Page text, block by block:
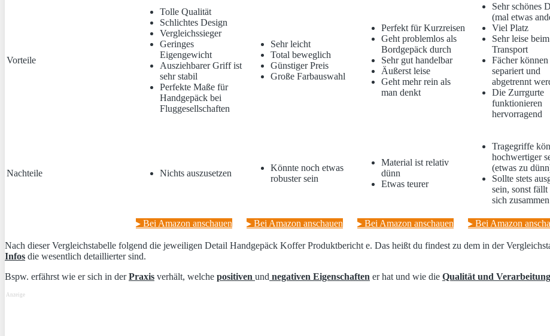
Vorteile
Tolle Qualität
Schlichtes Design
Vergleichssieger
Geringes
Eigengewicht
Ausziehbarer Griff ist
sehr stabil
Perfekte Maße für
Handgepäck bei
Fluggesellschaften
Sehr leicht
Total beweglich
Günstiger Preis
Große Farbauswahl
Perfekt für Kurzreisen
Geht problemlos als
Bordgepäck durch
Sehr gut handelbar
Äußerst leise
Geht mehr rein als
man denkt
Sehr schönes
(mal etwas
Viel Platz
Sehr leise beim
Transport
Fächer können
separiert und
abgetrennt
Die Zurrgurte
funktionieren
hervorragend
Nachteile Nichts auszusetzen
Könnte noch etwas
robuster sein
Material ist relativ
dünn
Etwas teurer
Tragegriffe
hochwertiger
(etwas zu
Sollte stets
sein, sonst fällt
sich zusammen
▸ Bei Amazon anschauen ▸ Bei Amazon anschauen ▸ Bei Amazon anschauen ▸ Bei Amazon
Nach dieser Vergleichstabelle folgend die jeweiligen Detail Handgepäck Koffer Produktbericht e. Das heißt du findest zu dem in der
Infos die wesentlich detaillierter sind.
Bspw. erfährst wie er sich in derPraxis verhält, welche positiven und negativen Eigenschaften er hat und wie die Qualität und Verarbeitung
Anzeige